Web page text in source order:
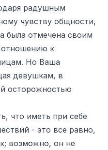
радушным
чувству общности,
была отмечена своим
к
Но Ваша
девушкам, в
осторожностью
что иметь при себе
- это все равно,
возможно, он не